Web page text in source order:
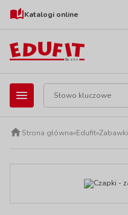
Katalogi online
Strona główna»Edufit»Zabawki